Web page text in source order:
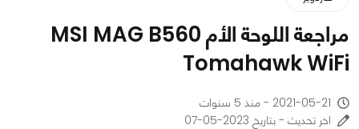
مراجعة اللوحة الأم MSI MAG B560
Tomahawk WiFi
2021-05-21 - منذ 5 سنوات
اخر تحديث - بتاريخ 2023-05-07